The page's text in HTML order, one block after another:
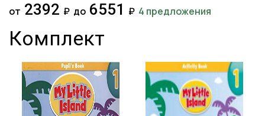
от 2392 ₽ до 6551 ₽ 4 предложения
Комплект